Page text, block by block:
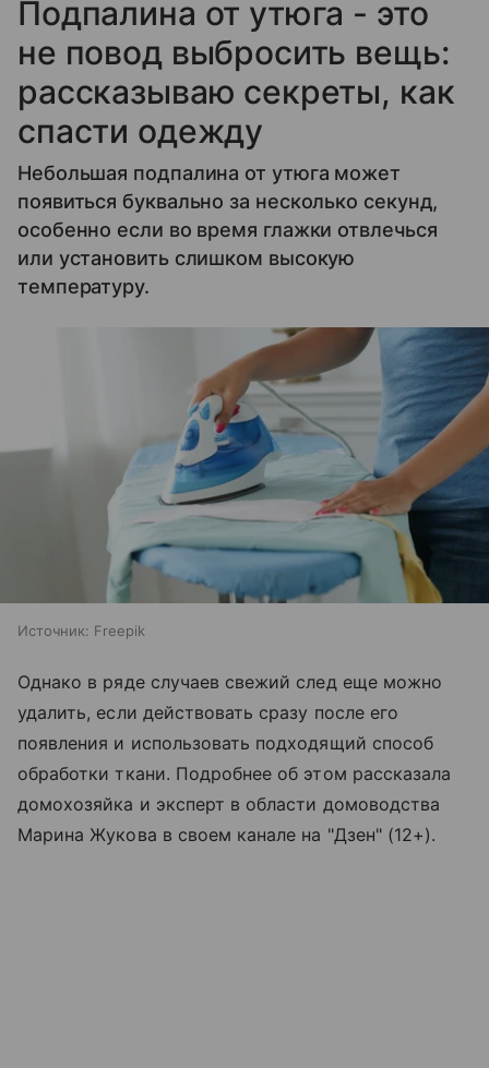
Подпалина от утюга - это
не повод выбросить вещь:
рассказываю секреты, как
спасти одежду
Небольшая подпалина от утюга может
появиться буквально за несколько секунд,
особенно если во время глажки отвлечься
или установить слишком высокую
температуру.
Источник: Freepik
Однако в ряде случаев свежий след еще можно
удалить, если действовать сразу после его
появления и использовать подходящий способ
обработки ткани. Подробнее об этом рассказала
домохозяйка и эксперт в области домоводства
Марина Жукова в своем канале на "Дзен" (12+).